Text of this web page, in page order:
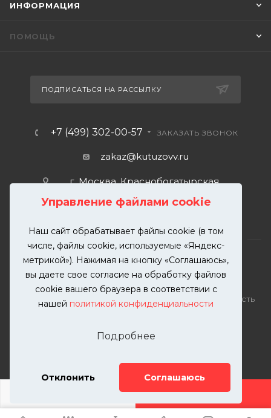
Управление файлами cookie
Наш сайт обрабатывает файлы cookie (в том
числе, файлы cookie, используемые «Яндекс-
метрикой»). Нажимая на кнопку «Соглашаюсь»,
вы даете свое согласие на обработку файлов
cookie вашего браузера в соответствии с
нашей политикой конфиденциальности
Подробнее
Отклонить Соглашаюсь
ДОБАВИТЬ УСЛУГУ
ИНФОРМАЦИЯ
ПОМОЩЬ
ПОДПИСАТЬСЯ НА РАССЫЛКУ
+7 (499) 302-00-57 ЗАКАЗАТЬ ЗВОНОК
zakaz@kutuzovv.ru
г. Москва, Краснобогатырская
2026 © KUTUZOVV | Кузовной ремонт и покраска
автомобилей. Вся информация на сайте – собственность
разрешения запрещена. Все права защищены.
Телефон: 8(499)-302-00-57